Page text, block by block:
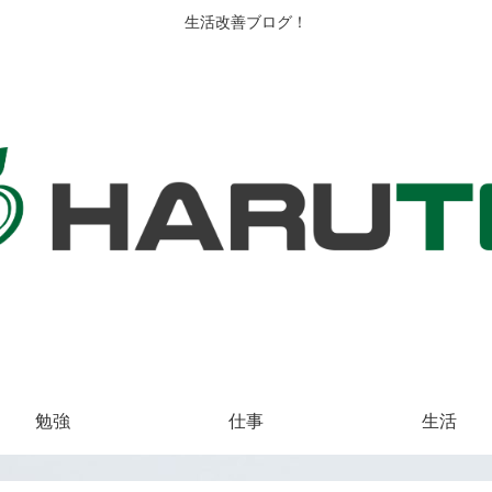
生活改善ブログ！
勉強 仕事 生活